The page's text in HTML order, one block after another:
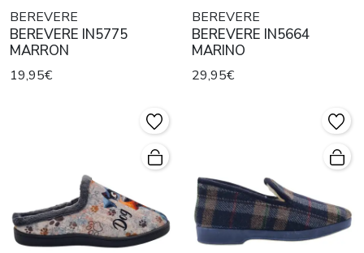
BEREVERE
BEREVERE IN5775
MARRON
19,95€
BEREVERE
BEREVERE IN5664
MARINO
29,95€